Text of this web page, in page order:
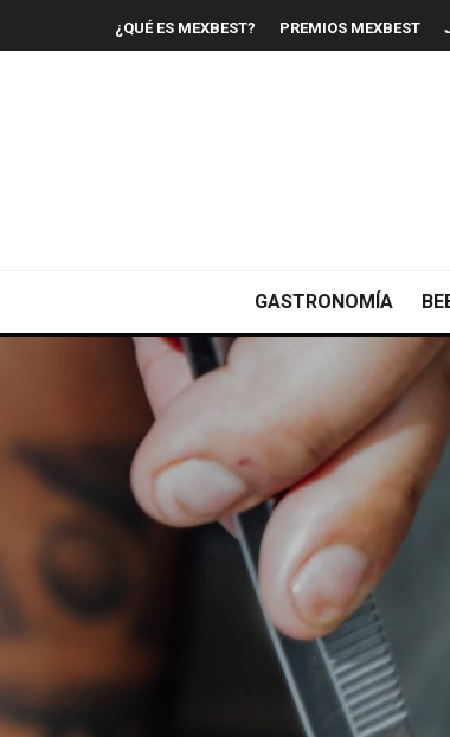
¿QUÉ ES MEXBEST? PREMIOS MEXBEST
GASTRONOMÍA